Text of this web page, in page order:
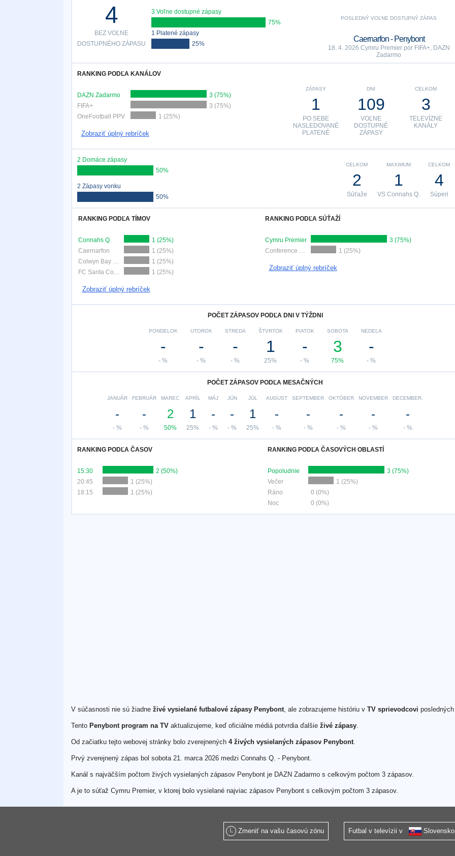
4
BEZ VOĽNE
DOSTUPNÉHO ZÁPASU
3 Voľne dostupné zápasy
75%
1 Platené zápasy
25%
POSLEDNÝ VOĽNE DOSTUPNÝ ZÁPAS
Caernarfon - Penybont
18. 4. 2026 Cymru Premier por FIFA+, DAZN
Zadarmo
RANKING PODĽA KANÁLOV
DAZN Zadarmo
3 (75%)
FIFA+
3 (75%)
OneFootball PPV
1 (25%)
Zobraziť úplný rebríček
CELKOM
3
TELEVÍZNE
KANÁLY
DNI
109
VOĽNE
DOSTUPNÉ
ZÁPASY
ZÁPASY
1
PO SEBE
NASLEDOVANÉ
PLATENÉ
2 Domáce zápasy
50%
2 Zápasy vonku
50%
CELKOM
4
Súperi
MAXIMUM
1
VS Connahs Q.
CELKOM
2
Súťaže
RANKING PODĽA TÍMOV
Connahs Q.
1 (25%)
Caernarfon
1 (25%)
Colwyn Bay FC
1 (25%)
FC Santa Coloma
1 (25%)
Zobraziť úplný rebríček
RANKING PODĽA SÚŤAŽÍ
Cymru Premier
3 (75%)
Conference League
1 (25%)
Zobraziť úplný rebríček
POČET ZÁPASOV PODĽA DNI V TÝŽDNI
PONDELOK
-
- %
UTOROK
-
- %
STREDA
-
- %
ŠTVRTOK
1
25%
PIATOK
-
- %
SOBOTA
3
75%
NEDEĽA
-
- %
POČET ZÁPASOV PODĽA MESAČNÝCH
JANUÁR
-
- %
FEBRUÁR
-
- %
MAREC
2
50%
APRÍL
1
25%
MÁJ
-
- %
JÚN
-
- %
JÚL
1
25%
AUGUST
-
- %
SEPTEMBER
-
- %
OKTÓBER
-
- %
NOVEMBER
-
- %
DECEMBER.
-
- %
RANKING PODĽA ČASOV
15:30
2 (50%)
20:45
1 (25%)
18:15
1 (25%)
RANKING PODĽA ČASOVÝCH OBLASTÍ
Popoludnie
3 (75%)
Večer
1 (25%)
Ráno
0 (0%)
Noc
0 (0%)
V súčasnosti nie sú žiadne živé vysielané futbalové zápasy Penybont, ale zobrazujeme históriu v TV sprievodcovi posledných
Tento Penybont program na TVaktualizujeme, keď oficiálne médiá potvrdia ďalšie živé zápasy.
Od začiatku tejto webovej stránky bolo zverejnených 4 živých vysielaných zápasov Penybont.
Prvý zverejnený zápas bol sobota 21. marca 2026 medzi Connahs Q. - Penybont.
Kanál s najväčším počtom živých vysielaných zápasov Penybont je DAZN Zadarmo s celkovým počtom 3 zápasov.
A je to súťaž Cymru Premier, v ktorej bolo vysielané najviac zápasov Penybont s celkovým počtom 3 zápasov.
Zmeniť na vašu časovú zónu Futbal v televízii v Slovensko